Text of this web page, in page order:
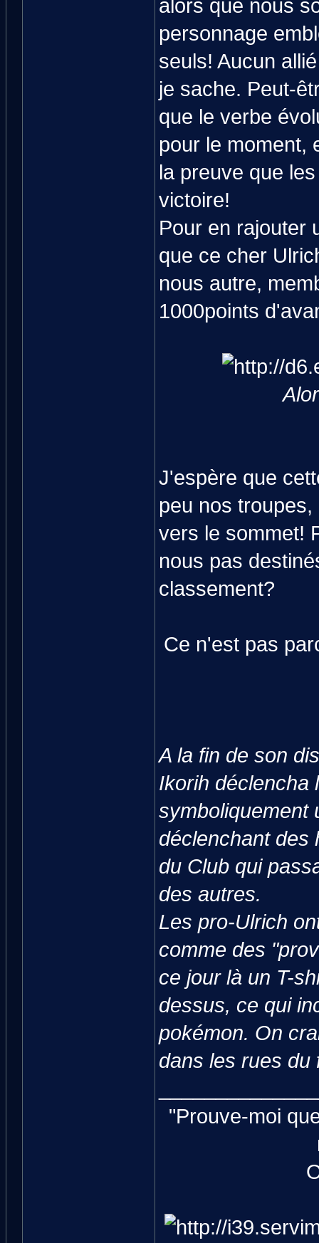
alors que nous
personnage
seuls! Aucun
je sache. Peut-
que le verbe
pour le moment,
la preuve que
victoire!
Pour en rajouter
que ce cher
nous autre,
1000points
J'espère que
peu nos
vers le sommet!
nous pas
classement?
Ce n'est pas
A la fin de son
Ikorih déclencha
symboliquement
déclenchant des
du Club qui
des autres.
Les pro-Ulrich
comme des
ce jour là un T-
dessus, ce qui
pokémon. On
dans les rues du
"Prouve-moi